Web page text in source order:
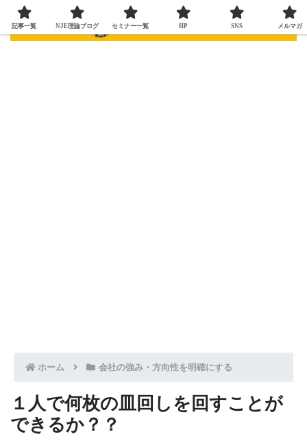
ホーム 会社の強み・方向性を明確にする
１人で何枚の皿回しを回すことが
できるか？？
記事一覧 NJE理論ブログ セミナー一覧 HP SNS メルマガ